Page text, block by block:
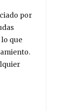
por
que